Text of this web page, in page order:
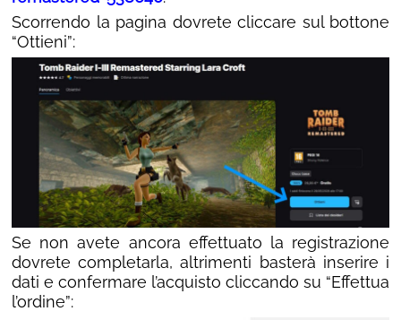
Scorrendo la pagina dovrete cliccare sul bottone
“Ottieni”:
Se non avete ancora effettuato la registrazione
dovrete completarla, altrimenti basterà inserire i
dati e confermare l’acquisto cliccando su “Effettua
l’ordine”: